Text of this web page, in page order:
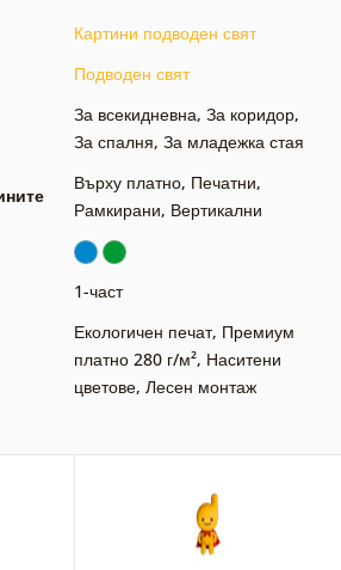
Картини подводен свят
Подводен свят
За всекидневна, За коридор,
За спалня, За младежка стая
Върху платно, Печатни,
Рамкирани, Вертикални
1-част
Екологичен печат, Премиум
платно 280 г/м², Наситени
цветове, Лесен монтаж